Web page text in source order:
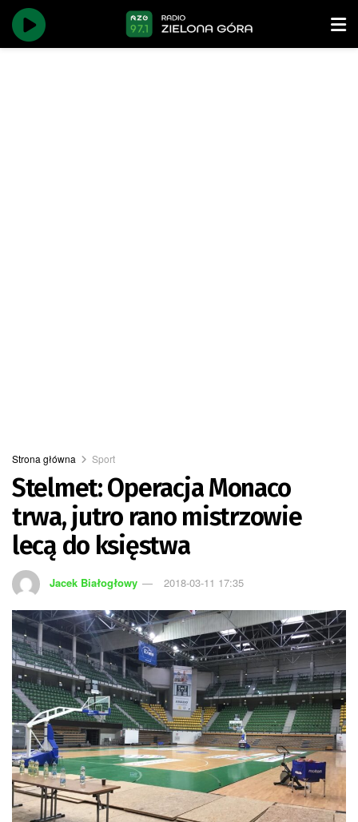
Strona główna Sport
Stelmet: Operacja Monaco
trwa, jutro rano mistrzowie
lecą do księstwa
Jacek Białogłowy 2018-03-11 17:35